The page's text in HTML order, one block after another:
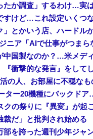
ニア「AIで仕事がつまら
中国製なのか？…米メデ
クの祭りに『異変』が起
だ」と批判され始める